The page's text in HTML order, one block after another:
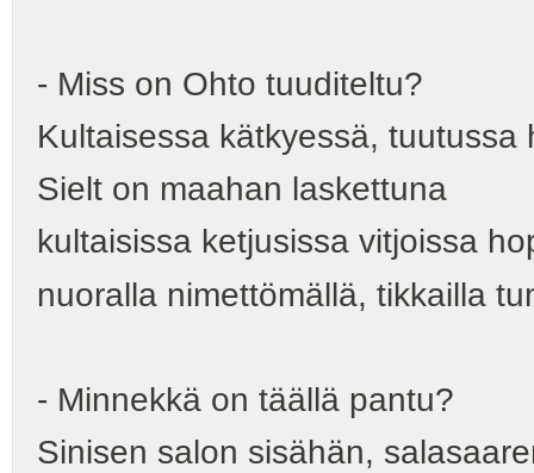
- Miss on Ohto tuuditeltu?
Kultaisessa kätkyessä, tuutussa
Sielt on maahan laskettuna
kultaisissa ketjusissa vitjoissa
nuoralla nimettömällä, tikkailla
- Minnekkä on täällä pantu?
Sinisen salon sisähän,